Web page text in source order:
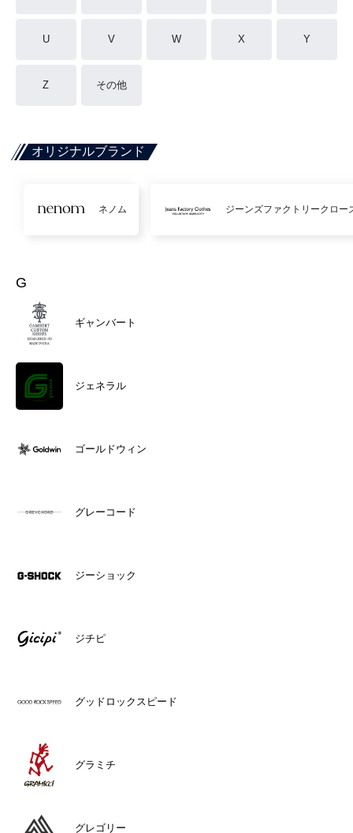
U V W X Y
Z その他
オリジナルブランド
ネノム ジーンズファクトリークロー
G
ギャンバート
ジェネラル
ゴールドウィン
グレーコード
ジーショック
ジチピ
グッドロックスピード
グラミチ
グレゴリー